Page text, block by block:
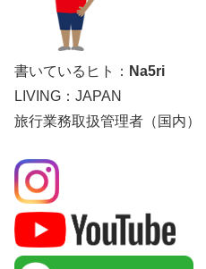
書いているヒト： Na5ri
LIVING：JAPAN
旅行業務取扱管理者（国内）